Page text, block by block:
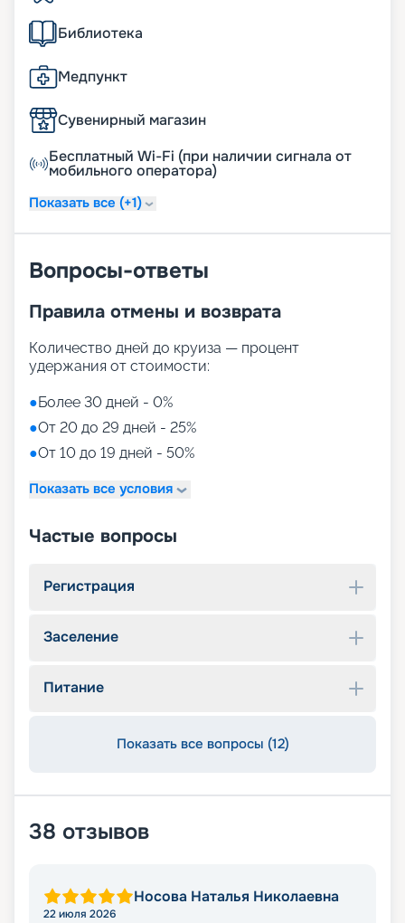
Библиотека
Медпункт
Сувенирный магазин
Бесплатный Wi-Fi (при наличии сигнала от
мобильного оператора)
Показать все (+1)
Вопросы-ответы
Правила отмены и возврата
Количество дней до круиза — процент
удержания от стоимости:
●Более 30 дней - 0%
●От 20 до 29 дней - 25%
●От 10 до 19 дней - 50%
Показать все условия
Частые вопросы
Регистрация
Заселение
Питание
Показать все вопросы (12)
38 отзывов
Носова Наталья Николаевна
22 июля 2026